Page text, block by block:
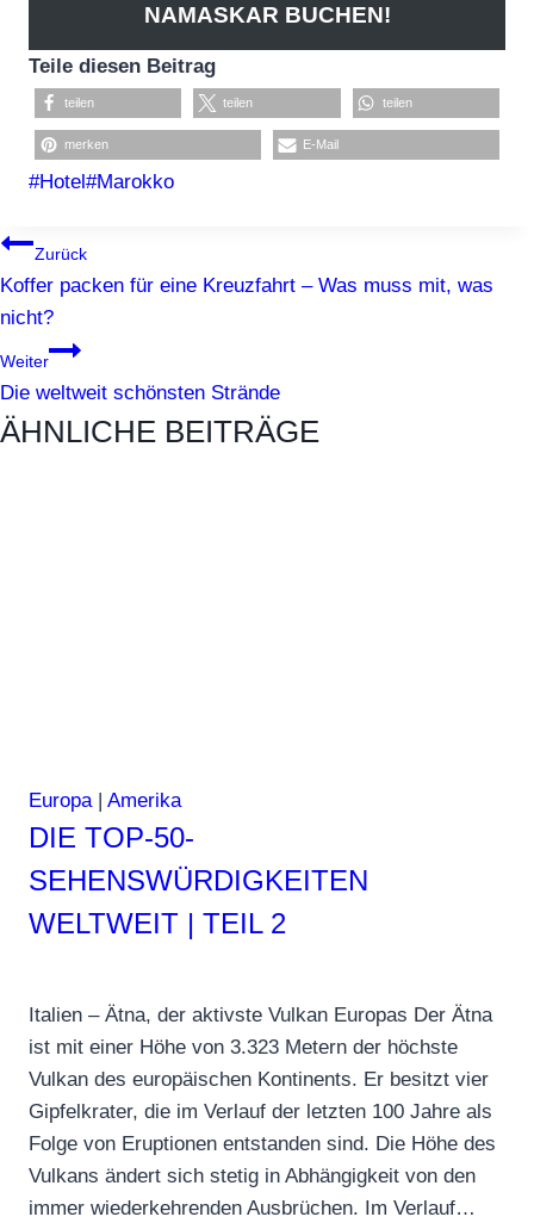
NAMASKAR BUCHEN!
Teile diesen Beitrag
teilen teilen teilen
merken E-Mail
Schlagworte:
#Hotel #Marokko
BEITRAGSNAVIGATION
Zurück
Koffer packen für eine Kreuzfahrt – Was muss mit, was
nicht?
Weiter
Die weltweit schönsten Strände
ÄHNLICHE BEITRÄGE
Europa| Amerika
DIE TOP-50-
SEHENSWÜRDIGKEITEN
WELTWEIT | TEIL 2
Italien – Ätna, der aktivste Vulkan Europas Der Ätna
ist mit einer Höhe von 3.323 Metern der höchste
Vulkan des europäischen Kontinents. Er besitzt vier
Gipfelkrater, die im Verlauf der letzten 100 Jahre als
Folge von Eruptionen entstanden sind. Die Höhe des
Vulkans ändert sich stetig in Abhängigkeit von den
immer wiederkehrenden Ausbrüchen. Im Verlauf…